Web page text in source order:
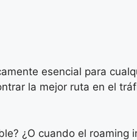
esencial para
la mejor ruta en el
¿O cuando el